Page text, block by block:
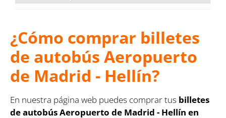
¿Cómo comprar billetes
de autobús Aeropuerto
de Madrid - Hellín?
En nuestra página web puedes comprar tus billetes
de autobús Aeropuerto de Madrid - Hellín en